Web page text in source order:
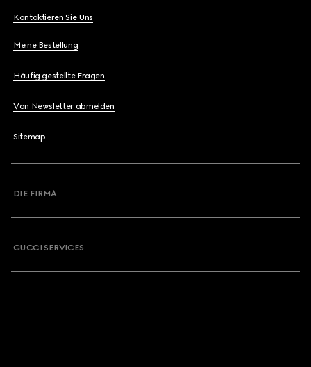
Kontaktieren Sie Uns
Meine Bestellung
Häufig gestellte Fragen
Von Newsletter abmelden
Sitemap
DIE FIRMA
GUCCI SERVICES